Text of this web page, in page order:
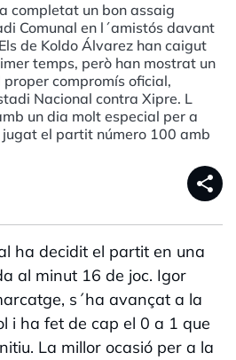
completat un bon assaig
Comunal en l´amistós davant
de Koldo Álvarez han caigut
temps, però han mostrat un
compromís oficial,
Nacional contra Xipre. L
un dia molt especial per a
jugat el partit número 100 amb
share
ha decidit el partit en una
al minut 16 de joc. Igor
s´ha avançat a la
i ha fet de cap el 0 a 1 que
La millor ocasió per a la